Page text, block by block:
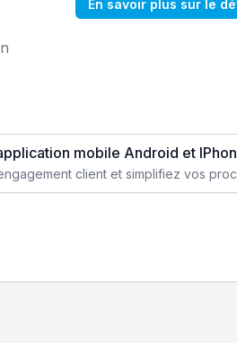
En savoir plus sur le
mobile Android et